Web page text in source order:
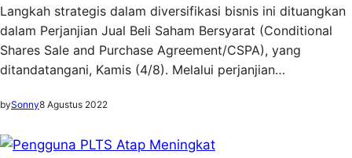
Langkah strategis dalam diversifikasi bisnis ini dituangkan
dalam Perjanjian Jual Beli Saham Bersyarat (Conditional
Shares Sale and Purchase Agreement/CSPA), yang
ditandatangani, Kamis (4/8). Melalui perjanjian…
bySonny8 Agustus 2022